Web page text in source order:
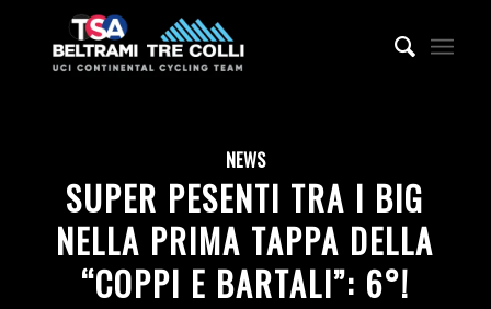
NEWS
SUPER PESENTI TRA I BIG
NELLA PRIMA TAPPA DELLA
“COPPI E BARTALI”: 6°!